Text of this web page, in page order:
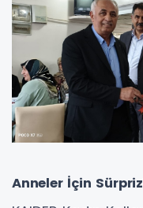
Anneler İçin